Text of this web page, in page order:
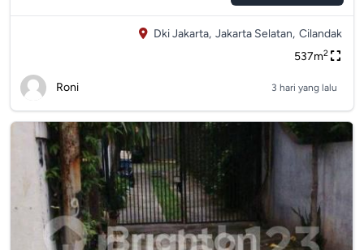
Dki Jakarta, Jakarta Selatan, Cilandak
537m2
Roni 3 hari yang lalu